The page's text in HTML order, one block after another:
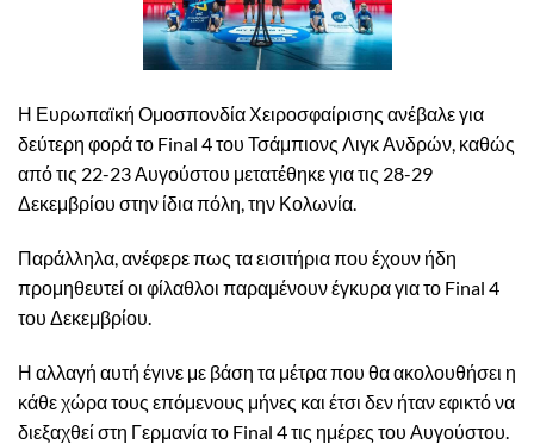
Η Ευρωπαϊκή Ομοσπονδία Χειροσφαίρισης ανέβαλε για
δεύτερη φορά το Final 4 του Τσάμπιονς Λιγκ Ανδρών, καθώς
από τις 22-23 Αυγούστου μετατέθηκε για τις 28-29
Δεκεμβρίου στην ίδια πόλη, την Κολωνία.
Παράλληλα, ανέφερε πως τα εισιτήρια που έχουν ήδη
προμηθευτεί οι φίλαθλοι παραμένουν έγκυρα για το Final 4
του Δεκεμβρίου.
Η αλλαγή αυτή έγινε με βάση τα μέτρα που θα ακολουθήσει η
κάθε χώρα τους επόμενους μήνες και έτσι δεν ήταν εφικτό να
διεξαχθεί στη Γερμανία το Final 4 τις ημέρες του Αυγούστου.